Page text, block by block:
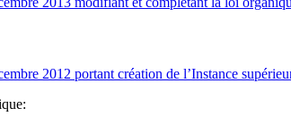
2012 portant création de l’Instance